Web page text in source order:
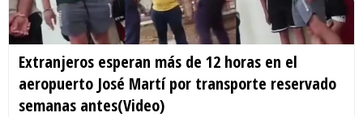
Extranjeros esperan más de 12 horas en el
aeropuerto José Martí por transporte reservado
semanas antes(Video)